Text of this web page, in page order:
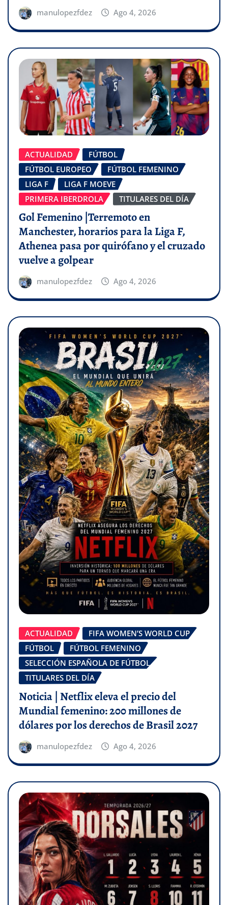
manulopezfdez Ago 4, 2026
ACTUALIDAD
FÚTBOL
FÚTBOL EUROPEO
FÚTBOL FEMENINO
LIGA F
LIGA F MOEVE
PRIMERA IBERDROLA
TITULARES DEL DÍA
Gol Femenino |Terremoto en
Manchester, horarios para la Liga F,
Athenea pasa por quirófano y el cruzado
vuelve a golpear
manulopezfdez Ago 4, 2026
ACTUALIDAD
FIFA WOMEN’S WORLD CUP
FÚTBOL
FÚTBOL FEMENINO
SELECCIÓN ESPAÑOLA DE FÚTBOL
TITULARES DEL DÍA
Noticia | Netflix eleva el precio del
Mundial femenino: 200 millones de
dólares por los derechos de Brasil 2027
manulopezfdez Ago 4, 2026